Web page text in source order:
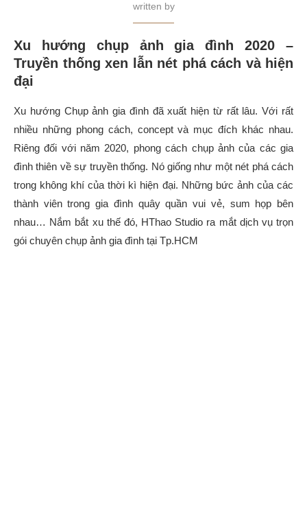
written by
Xu hướng chụp ảnh gia đình 2020 –
Truyền thống xen lẫn nét phá cách và hiện
đại
Xu hướng Chụp ảnh gia đình đã xuất hiện từ rất lâu. Với rất
nhiều những phong cách, concept và mục đích khác nhau.
Riêng đối với năm 2020, phong cách chụp ảnh của các gia
đình thiên về sự truyền thống. Nó giống như một nét phá cách
trong không khí của thời kì hiện đại. Những bức ảnh của các
thành viên trong gia đình quây quần vui vẻ, sum họp bên
nhau… Nắm bắt xu thế đó, HThao Studio ra mắt dịch vụ trọn
gói chuyên chụp ảnh gia đình tại Tp.HCM